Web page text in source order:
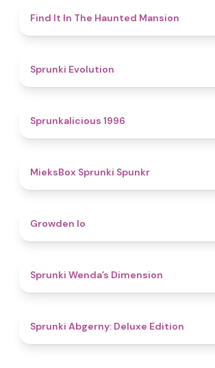
Find It In The Haunted Mansion
Sprunki Evolution
Sprunkalicious 1996
MieksBox Sprunki Spunkr
Growden Io
Sprunki Wenda’s Dimension
Sprunki Abgerny: Deluxe Edition